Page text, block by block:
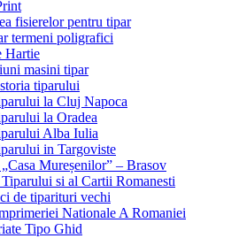
fisierelor pentru tipar
termeni poligrafici
Hartie
masini tipar
tiparului
la Cluj Napoca
la Oradea
Alba Iulia
in Targoviste
Mureșenilor” – Brasov
si al Cartii Romanesti
de tiparituri vechi
Nationale A Romaniei
Tipo Ghid